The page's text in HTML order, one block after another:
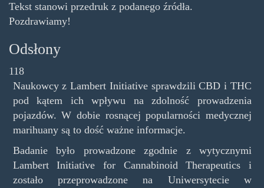
Tekst stanowi przedruk z podanego źródła.
Pozdrawiamy!
Odsłony
118
Naukowcy z Lambert Initiative sprawdzili CBD i THC
pod kątem ich wpływu na zdolność prowadzenia
pojazdów. W dobie rosnącej popularności medycznej
marihuany są to dość ważne informacje.
Badanie było prowadzone zgodnie z wytycznymi
Lambert Initiative for Cannabinoid Therapeutics i
zostało przeprowadzone na Uniwersytecie w